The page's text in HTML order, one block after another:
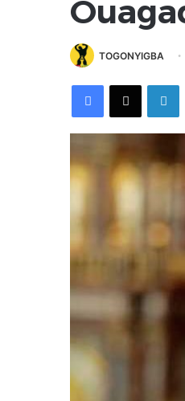
TOGONYIGBA
FacebookX